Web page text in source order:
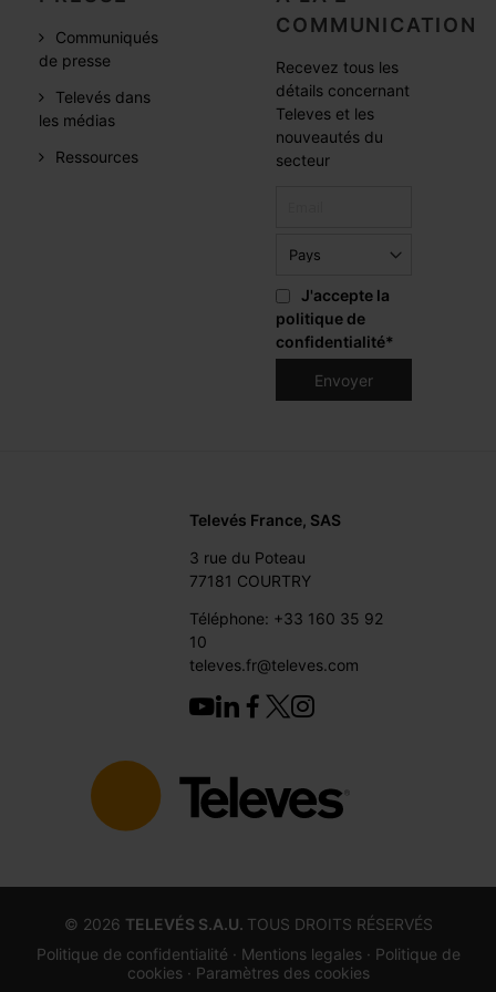
Communiqués
de presse
Televés dans
les médias
Ressources
COMMUNICATION
Recevez tous les
détails concernant
Televes et les
nouveautés du
secteur
J'accepte la
politique de
confidentialité*
Televés France, SAS
3 rue du Poteau
77181 COURTRY
Téléphone: +33 160 35 92
10
televes.fr@televes.com
© 2026 TELEVÉS S.A.U. TOUS DROITS RÉSERVÉS
Politique de confidentialité · Mentions legales · Politique de
cookies · Paramètres des cookies